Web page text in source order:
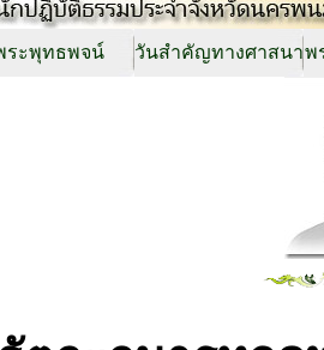
ระพุทธพจน์ วันสำคัญทางศาสนาพ